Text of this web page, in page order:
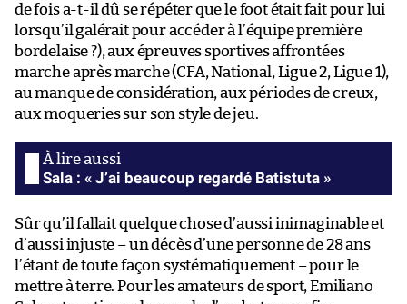
de fois a-t-il dû se répéter que le foot était fait pour lui
lorsqu’il galérait pour accéder à l’équipe première
bordelaise ?), aux épreuves sportives affrontées
marche après marche (CFA, National, Ligue 2, Ligue 1),
au manque de considération, aux périodes de creux,
aux moqueries sur son style de jeu.
Sala : « J’ai beaucoup regardé Batistuta »
Sûr qu’il fallait quelque chose d’aussi inimaginable et
d’aussi injuste – un décès d’une personne de 28 ans
l’étant de toute façon systématiquement – pour le
mettre à terre. Pour les amateurs de sport, Emiliano